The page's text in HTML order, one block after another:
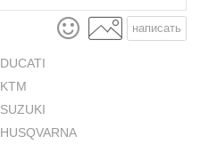
написать
DUCATI
KTM
SUZUKI
HUSQVARNA